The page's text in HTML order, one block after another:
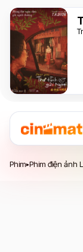
Phim▸Phim điện ảnh